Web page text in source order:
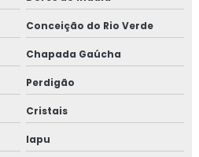
Conceição do Rio Verde
Chapada Gaúcha
Perdigão
Cristais
Iapu